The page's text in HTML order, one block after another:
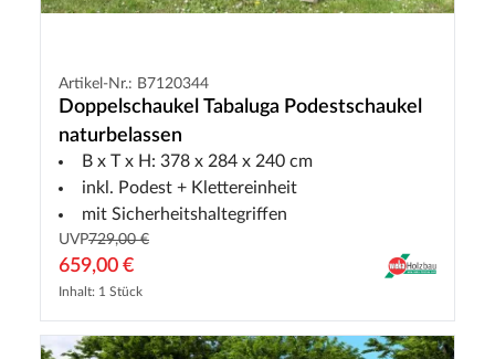
Artikel-Nr.: B7120344
Doppelschaukel Tabaluga Podestschaukel
naturbelassen
B x T x H: 378 x 284 x 240 cm
inkl. Podest + Klettereinheit
mit Sicherheitshaltegriffen
UVP729,00 €
659,00 €
Inhalt: 1 Stück